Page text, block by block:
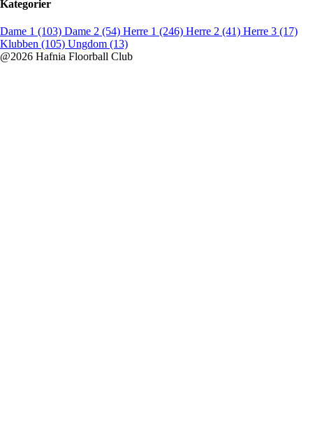
Kategorier
Dame 1 (103) Dame 2 (54) Herre 1 (246) Herre 2 (41) Herre 3 (17)
Klubben (105) Ungdom (13)
@2026 Hafnia Floorball Club